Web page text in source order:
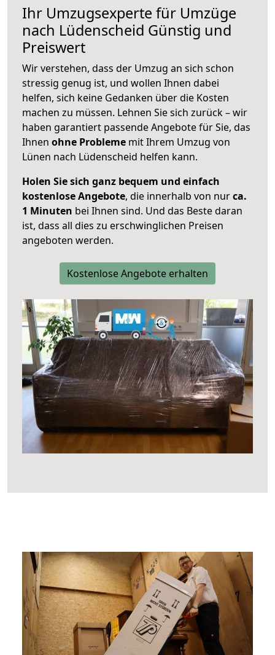
Ihr Umzugsexperte für Umzüge
nach Lüdenscheid Günstig und
Preiswert
Wir verstehen, dass der Umzug an sich schon
stressig genug ist, und wollen Ihnen dabei
helfen, sich keine Gedanken über die Kosten
machen zu müssen. Lehnen Sie sich zurück – wir
haben garantiert passende Angebote für Sie, das
Ihnen ohne Probleme mit Ihrem Umzug von
Lünen nach Lüdenscheid helfen kann.
Holen Sie sich ganz bequem und einfach
kostenlose Angebote, die innerhalb von nurca.
1 Minuten bei Ihnen sind. Und das Beste daran
ist, dass all dies zu erschwinglichen Preisen
angeboten werden.
Kostenlose Angebote erhalten